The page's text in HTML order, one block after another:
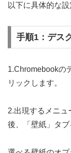
以下に具体的な
手順1：デス
1.Chromebookの
リックします。
2.出現するメニ
後、「壁紙」タブ